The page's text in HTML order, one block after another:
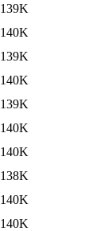
139K
140K
139K
140K
139K
140K
140K
138K
140K
140K